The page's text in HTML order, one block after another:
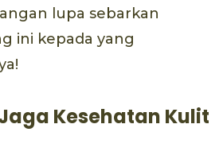
lupa sebarkan
ini kepada yang
Kesehatan Kulit